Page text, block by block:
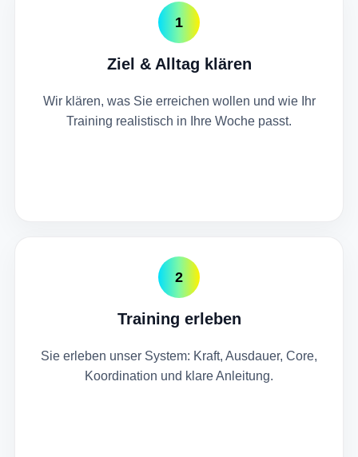
1
Ziel & Alltag klären
Wir klären, was Sie erreichen wollen und wie Ihr
Training realistisch in Ihre Woche passt.
2
Training erleben
Sie erleben unser System: Kraft, Ausdauer, Core,
Koordination und klare Anleitung.